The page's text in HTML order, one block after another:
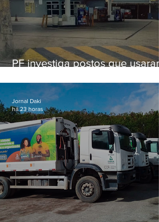
PF investiga postos que usaram
secretário morto em 2020
Jornal Daki
há 23 horas